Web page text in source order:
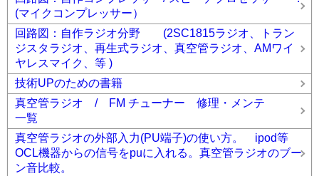
(マイクコンプレッサー）
回路図：自作ラジオ分野 (2SC1815ラジオ、トラン
ジスタラジオ、再生式ラジオ、真空管ラジオ、AMワイ
ヤレスマイク、等 )
技術UPのための書籍
真空管ラジオ / FM チューナー 修理・メンテ
一覧
真空管ラジオの外部入力(PU端子)の使い方。 ipod等
OCL機器からの信号をpuに入れる。真空管ラジオのブー
ン音比較。